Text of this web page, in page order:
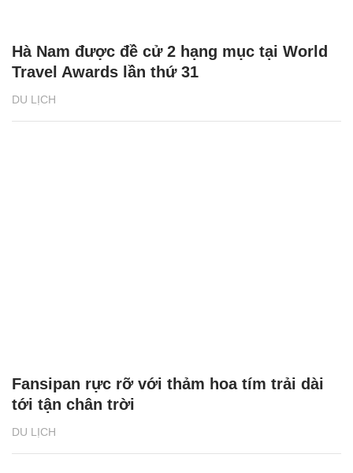
DU LỊCH
Hà Nam được đề cử 2 hạng mục tại World
Travel Awards lần thứ 31
DU LỊCH
Fansipan rực rỡ với thảm hoa tím trải dài
tới tận chân trời